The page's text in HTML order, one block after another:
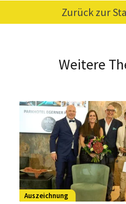
Zurück zur
Weitere
Auszeichnung